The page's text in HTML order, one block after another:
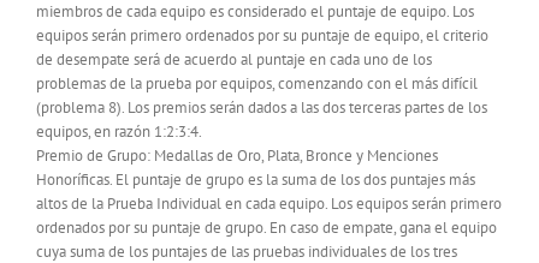
miembros de cada equipo es considerado el puntaje de equipo. Los
equipos serán primero ordenados por su puntaje de equipo, el criterio
de desempate será de acuerdo al puntaje en cada uno de los
problemas de la prueba por equipos, comenzando con el más difícil
(problema 8). Los premios serán dados a las dos terceras partes de los
equipos, en razón 1:2:3:4.
Premio de Grupo: Medallas de Oro, Plata, Bronce y Menciones
Honoríficas. El puntaje de grupo es la suma de los dos puntajes más
altos de la Prueba Individual en cada equipo. Los equipos serán primero
ordenados por su puntaje de grupo. En caso de empate, gana el equipo
cuya suma de los puntajes de las pruebas individuales de los tres